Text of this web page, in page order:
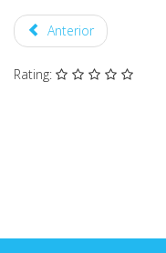
Anterior
Rating: